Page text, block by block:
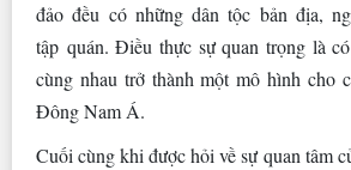
đảo đều có những dân tộc bản địa,
tập quán. Điều thực sự quan trọng là
cùng nhau trở thành một mô hình cho
Đông Nam Á.
Cuối cùng khi được hỏi về sự quan tâm